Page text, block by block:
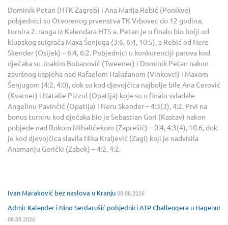
Dominik Petan (HTK Zagreb) i Ana Marija Rebić (Ponikve)
pobjednici su Otvorenog prvenstva TK Vrbovec do 12 godina,
turnira 2. ranga iz Kalendara HTS-a. Petan je u finalu bio bolji od
klupskog suigrača Maxa Šenjuga (3:6, 6:4, 10:5), a Rebić od Nere
Skender (Osijek) – 6:4, 6:2. Pobjednici u konkurenciji parova kod
dječaka su Joakim Bobanović (Tweener) i Dominik Petan nakon
završnog uspjeha nad Rafaelom Halužanom (Vinkovci) i Maxom
Šenjugom (4:2, 4:0), dok su kod djevojčica najbolje bile Ana Cerović
(Kvarner) i Natalie Pizzul (Opatija) koje su u finalu svladale
Angelinu Pavinčić (Opatija) i Neru Skender – 4:3(3), 4:2. Prvi na
bonus turniru kod dječaka bio je Sebastian Gori (Kastav) nakon
pobjede nad Rokom Mihaličekom (Zaprešić) – 0:4, 4:3(4), 10.6, dok
je kod djevojčica slavila Nika Kraljević (Zagi) koji je nadvisila
Anamariju Gorički (Zabok) – 4:2, 4:2.
Ivan Maraković bez naslova u Kranju08.08.2026
Admir Kalender i Nino Serdarušić pobjednici ATP Challengera u Hagenu!
08.08.2026